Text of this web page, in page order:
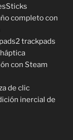
completo con
trackpads
con Steam
de clic
inercial de